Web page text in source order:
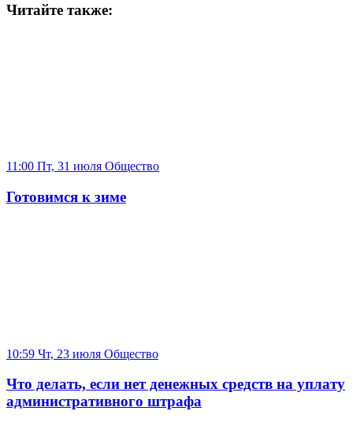
Читайте также:
11:00 Пт, 31 июля Общество
Готовимся к зиме
10:59 Чт, 23 июля Общество
Что делать, если нет денежных средств на уплату
административного штрафа